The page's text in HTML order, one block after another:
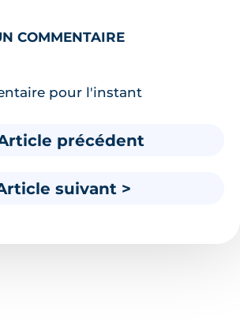
COMMENTAIRE
pour l'instant
précédent
suivant >